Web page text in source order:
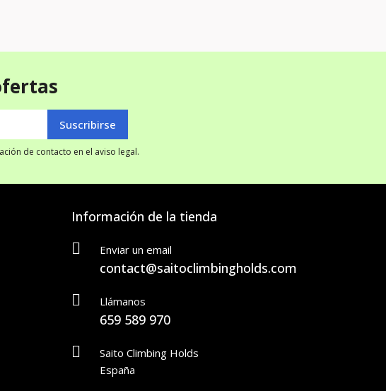
de contacto en el aviso legal.
Información de la tienda
Enviar un email
contact@saitoclimbingholds.com
Llámanos
659 589 970
Saito Climbing Holds
España